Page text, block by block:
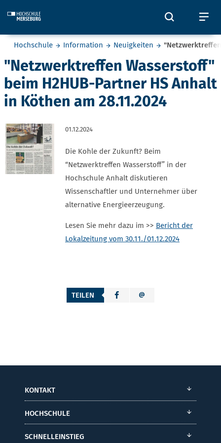
Öffnet
Sie befinden sich hier:
Hochschule Information Neuigkeiten
"Netzwerktreffen Wasserstoff"
beim H2HUB-Partner HS Anhalt
in Köthen am 28.11.2024
01.12.2024
Die Kohle der Zukunft? Beim
“Netzwerktreffen Wasserstoff” in der
Hochschule Anhalt diskutieren
Wissenschaftler und Unternehmer über
alternative Energieerzeugung.
Lesen Sie mehr dazu im >> Bericht der
Lokalzeitung vom 30.11./01.12.2024
TEILEN
KONTAKT
HOCHSCHULE
SCHNELLEINSTIEG